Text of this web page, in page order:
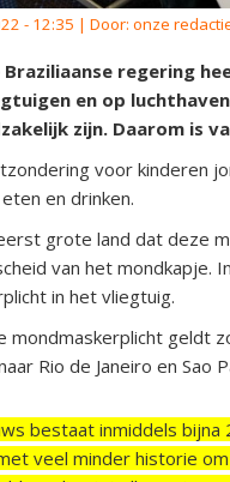
- 12:35 | Door: onze
Braziliaanse regering
en op
zijn. Daarom is
voor kinderen
en drinken.
grote land dat deze
van het mondkapje.
in het vliegtuig.
mondmaskerplicht geldt
Rio de Janeiro en
bestaat inmiddels
veel minder historie